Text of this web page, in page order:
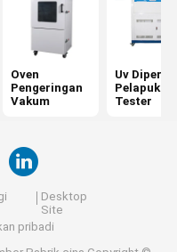
Oven
Pengeringan
Vakum
Uv
Pelapukan
Tester
Desktop
Site
pribadi